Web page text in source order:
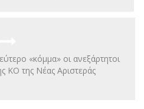
«κόμμα» οι ανεξάρτητοι
ΚΟ της Νέας Αριστεράς